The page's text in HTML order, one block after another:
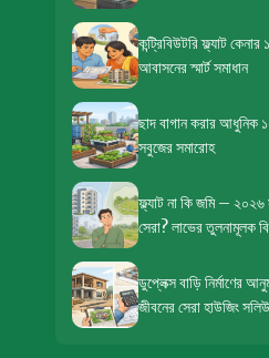
কন্ট্রিবিউটরি ফ্ল্যাট
আবাসনের স্মার্ট সমাধান
ছাদ বাগান করার আধুনিক
সবুজের সমারোহ
ফ্ল্যাট না কি জমি – ২০২৬
সেরা? লাভের তুলনামূলক
ডুপ্লেক্স বাড়ি নির্মাণের
জীবনের সেরা হাউজিং